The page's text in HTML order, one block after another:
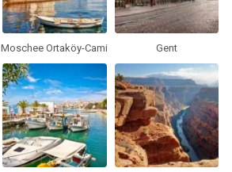
Moschee Ortaköy-Cami Gent